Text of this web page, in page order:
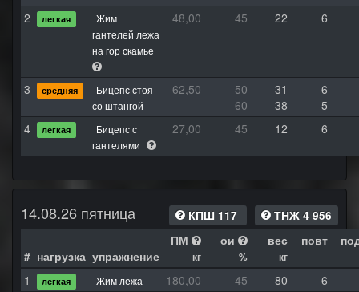
2
легкая
Жим
гантелей лежа
на гор скамье
48,00 45 22 6
3 средняя
Бицепс стоя
со штангой
62,50 50 31
6
60
38
5
4
легкая
Бицепс с
гантелями
27,00 45 12 6
14.08.26 пятница КПШ 117 ТНЖ 4 956
# нагрузка упражнение
ПМ
кг
ои
%
вес
кг
повт
1 легкая Жим лежа 180,00 45 80
6